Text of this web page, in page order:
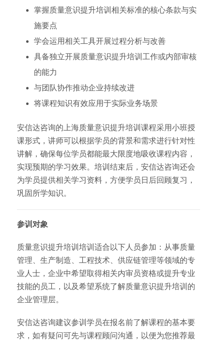
掌握质量意识提升培训相关标准的核心条款与实
施要点
学会运用相关工具开展过程分析与改善
具备独立开展质量意识提升培训工作或内部审核
的能力
与团队协作推动企业持续改进
将课程知识有效应用于实际业务场景
安信达咨询的上海质量意识提升培训课程采用小班授
课形式，讲师可以根据学员的背景和需求进行针对性
讲解，确保每位学员都能最大限度地吸收课程内容，
实现预期的学习效果。培训结束后，安信达咨询还会
为学员提供相关学习资料，方便学员日后回顾复习，
巩固所学知识。
参训对象
质量意识提升培训培训适合以下人员参加：从事质量
管理、生产制造、工程技术、供应链管理等领域的专
业人士，企业中希望取得相关内审员资格或提升专业
技能的员工，以及希望系统了解质量意识提升培训的
企业管理层。
安信达咨询建议参训学员在报名前了解课程的基本要
求，如有疑问可先与课程顾问沟通，以便为您推荐最